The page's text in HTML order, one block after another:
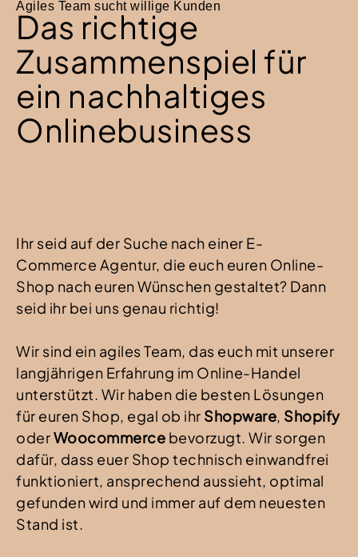
Agiles Team sucht willige Kunden
Das richtige
Zusammenspiel für
ein nachhaltiges
Onlinebusiness
Ihr seid auf der Suche nach einer E-
Commerce Agentur, die euch euren Online-
Shop nach euren Wünschen gestaltet? Dann
seid ihr bei uns genau richtig!
Wir sind ein agiles Team, das euch mit unserer
langjährigen Erfahrung im Online-Handel
unterstützt. Wir haben die besten Lösungen
für euren Shop, egal ob ihr Shopware, Shopify
oderWoocommerce bevorzugt. Wir sorgen
dafür, dass euer Shop technisch einwandfrei
funktioniert, ansprechend aussieht, optimal
gefunden wird und immer auf dem neuesten
Stand ist.